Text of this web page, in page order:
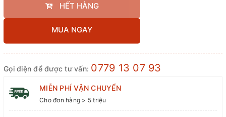
HẾT HÀNG
MUA NGAY
Gọi điện để được tư vấn: 0779 13 07 93
MIỄN PHÍ VẬN CHUYỂN
Cho đơn hàng > 5 triệu